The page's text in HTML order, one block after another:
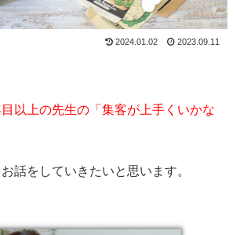
2024.01.02 2023.09.11
目以上の先生の「集客が上手くいかな
話をしていきたいと思います。